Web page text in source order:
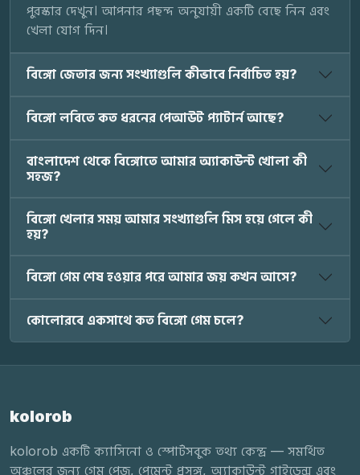
পুরস্কার দেখুন। আপনার পছন্দ অনুযায়ী একটি বেছে নিন এবং
খেলা যোগ দিন।
বিঙ্গো জেতার জন্য সংখ্যাগুলি কীভাবে নির্বাচিত হয়?
বিঙ্গো লবিতে কত ধরনের পেআউট প্যাটার্ন আছে?
বাংলাদেশ থেকে বিঙ্গোতে আমার অ্যাকাউন্ট খোলা কী
সহজ?
বিঙ্গো খেলার সময় আমার সংখ্যাগুলি মিস হয়ে গেলে কী
হয়?
বিঙ্গো গেম শেষ হওয়ার পরে আমার জয় কখন আসে?
কোলোরবে একসাথে কত বিঙ্গো গেম চলে?
kolorob
kolorob একটি ক্যাসিনো ও স্পোর্টসবুক তথ্য কেন্দ্র — সমর্থিত
অঞ্চলের জন্য গেম পেজ, পেমেন্ট প্রসঙ্গ, অ্যাকাউন্ট গাইডেন্স এবং